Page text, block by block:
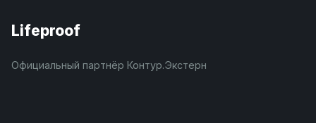
Lifeproof
Официальный партнёр Контур.Экстерн